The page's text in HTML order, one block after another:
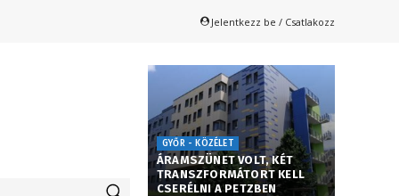
Jelentkezz be / Csatlakozz
GYŐR - KÖZÉLET
ÁRAMSZÜNET VOLT, KÉT
TRANSZFORMÁTORT KELL
CSERÉLNI A PETZBEN